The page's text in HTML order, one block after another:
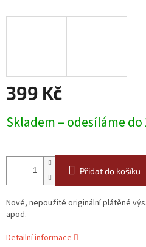
399 Kč
cena:
Skladem – odesíláme do
Přidat do košíku
Nové, nepoužité originální plátěné
apod.
Detailní informace